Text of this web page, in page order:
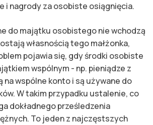
i nagrody za osobiste osiągnięcia.
do majątku osobistego nie wchodzą
własnością tego małżonka,
pojawia się, gdy środki osobiste
wspólnym - np. pieniądze z
wspólne konto i są używane do
W takim przypadku ustalenie, co
dokładnego prześledzenia
To jeden z najczęstszych